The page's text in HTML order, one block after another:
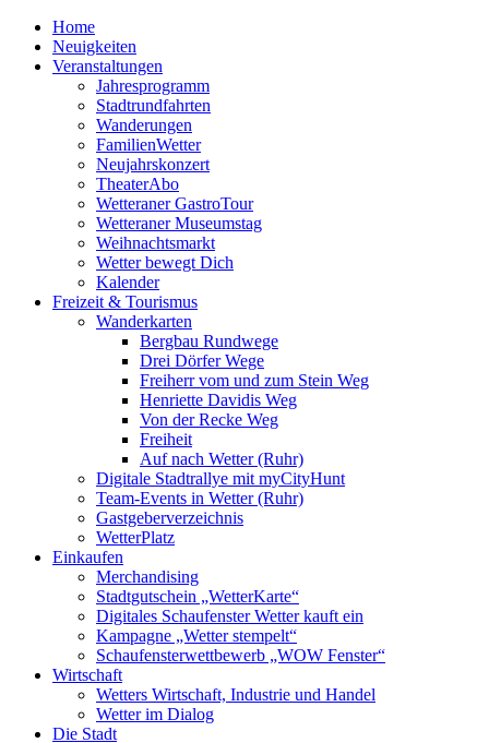
Home
Neuigkeiten
Veranstaltungen
Jahresprogramm
Stadtrundfahrten
Wanderungen
FamilienWetter
Neujahrskonzert
TheaterAbo
Wetteraner GastroTour
Wetteraner Museumstag
Weihnachtsmarkt
Wetter bewegt Dich
Kalender
Freizeit & Tourismus
Wanderkarten
Bergbau Rundwege
Drei Dörfer Wege
Freiherr vom und zum Stein Weg
Henriette Davidis Weg
Von der Recke Weg
Freiheit
Auf nach Wetter (Ruhr)
Digitale Stadtrallye mit myCityHunt
Team-Events in Wetter (Ruhr)
Gastgeberverzeichnis
WetterPlatz
Einkaufen
Merchandising
Stadtgutschein „WetterKarte“
Digitales Schaufenster Wetter kauft ein
Kampagne „Wetter stempelt“
Schaufensterwettbewerb „WOW Fenster“
Wirtschaft
Wetters Wirtschaft, Industrie und Handel
Wetter im Dialog
Die Stadt